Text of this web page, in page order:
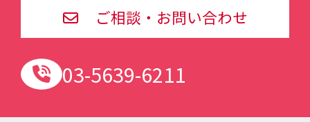
ご相談・お問い合わせ
03-5639-6211